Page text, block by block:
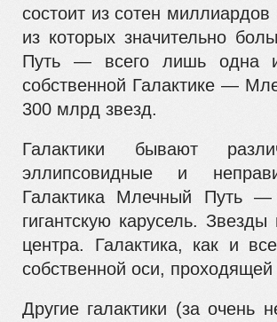
состоит из сотен
из кото­рых значительно
Путь — всего лишь одна
собственной Галактике —
300 млрд звезд.
Галактики бывают
эллипсовидные и
Галактика Млечный Путь
гигантскую карусель.
цен­тра. Галактика, как и
собственной оси, про­ходящей
Другие галактики (за